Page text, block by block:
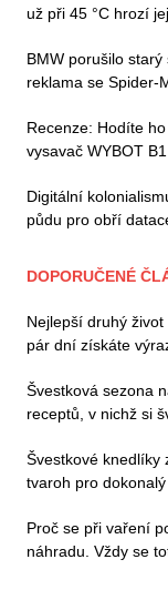
už při 45 °C hrozí
BMW porušilo
reklama se Spider-
Recenze: Hodíte
vysavač WYBOT
Digitální
půdu pro obří
DOPORUČENÉ
Nejlepší druhý
pár dní získáte
Švestková sezona
receptů, v nichž si
Švestkové knedlíky
tvaroh pro
Proč se při vaření
náhradu. Vždy se